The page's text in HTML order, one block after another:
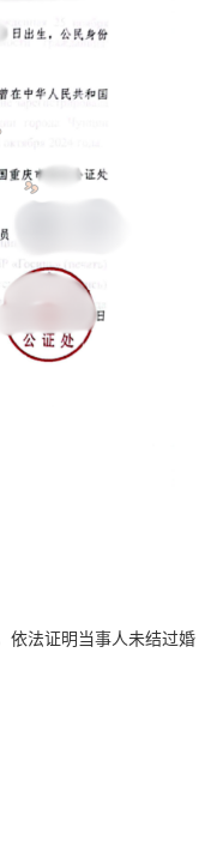
依法证明当事人未结过婚